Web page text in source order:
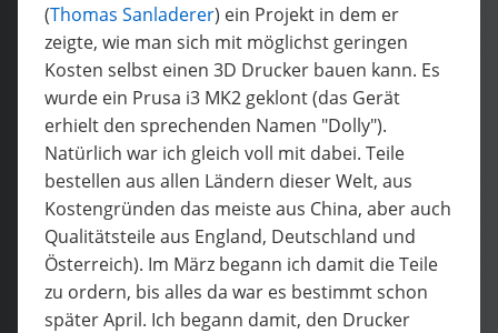
(Thomas Sanladerer) ein Projekt in dem er
zeigte, wie man sich mit möglichst geringen
Kosten selbst einen 3D Drucker bauen kann. Es
wurde ein Prusa i3 MK2 geklont (das Gerät
erhielt den sprechenden Namen "Dolly").
Natürlich war ich gleich voll mit dabei. Teile
bestellen aus allen Ländern dieser Welt, aus
Kostengründen das meiste aus China, aber auch
Qualitätsteile aus England, Deutschland und
Österreich). Im März begann ich damit die Teile
zu ordern, bis alles da war es bestimmt schon
später April. Ich begann damit, den Drucker